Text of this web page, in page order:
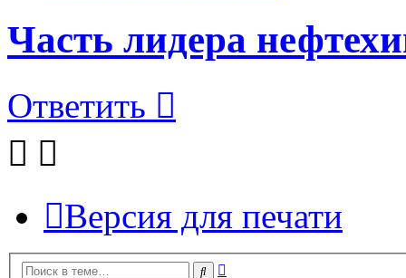
Часть лидера
Ответить
Версия для печати
Поиск